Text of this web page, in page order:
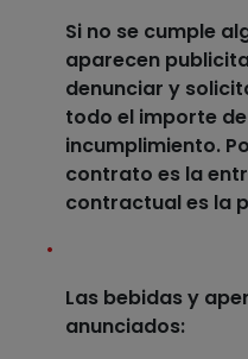
Si no se cumple
aparecen
denunciar y
todo el importe
incumplimiento.
contrato es la
contractual es la
Las bebidas y
anunciados: